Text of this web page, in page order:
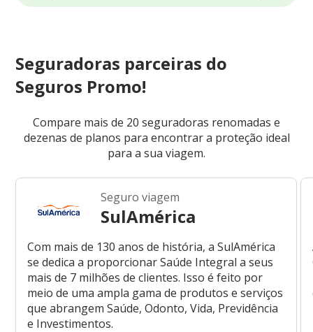
Seguradoras parceiras do
Seguros Promo!
Compare mais de 20 seguradoras renomadas e
dezenas de planos para encontrar a proteção ideal
para a sua viagem.
Seguro viagem
SulAmérica
Com mais de 130 anos de história, a SulAmérica
se dedica a proporcionar Saúde Integral a seus
mais de 7 milhões de clientes. Isso é feito por
meio de uma ampla gama de produtos e serviços
que abrangem Saúde, Odonto, Vida, Previdência
e Investimentos.